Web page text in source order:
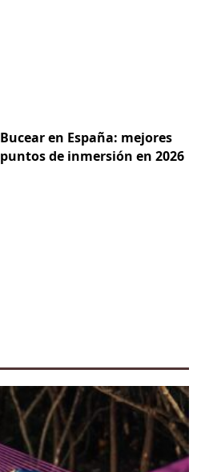
Bucear en España: mejores
puntos de inmersión en 2026